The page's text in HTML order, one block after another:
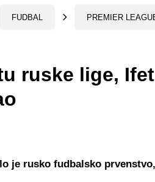
FUDBAL PREMIER
ruske lige, Ifet
je rusko fudbalsko